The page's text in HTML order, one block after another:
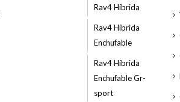
Rav4 Híbrida
Rav4 Híbrida
Enchufable
Rav4 Híbrida
Enchufable Gr-
sport